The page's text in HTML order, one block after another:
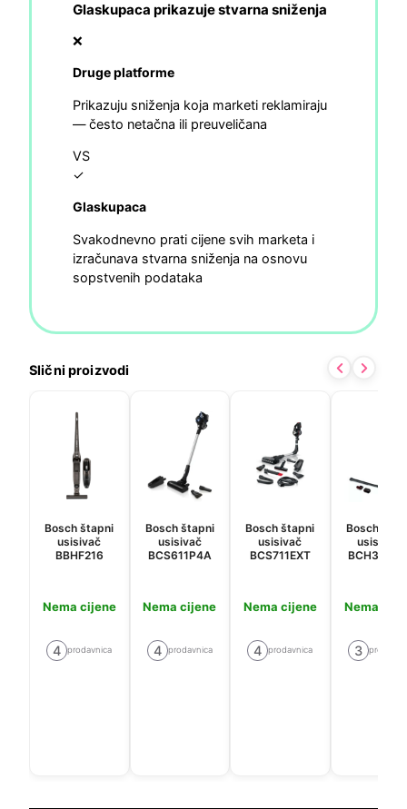
Glaskupaca prikazuje stvarna sniženja
❌
Druge platforme
Prikazuju sniženja koja marketi reklamiraju
— često netačna ili preuveličana
VS
✓
Glaskupaca
Svakodnevno prati cijene svih marketa i
izračunava stvarna sniženja na osnovu
sopstvenih podataka
Slični proizvodi
Bosch štapni
usisivač
BBHF216
Nema cijene
4 prodavnica
Bosch štapni
usisivač
BCS611P4A
Nema cijene
4 prodavnica
Bosch štapni
usisivač
BCS711EXT
Nema cijene
4 prodavnica
Bosch
usisavač
Nema
3